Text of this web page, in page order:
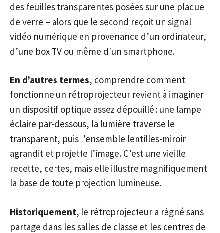
des feuilles transparentes posées sur une plaque
de verre – alors que le second reçoit un signal
vidéo numérique en provenance d’un ordinateur,
d’une box TV ou même d’un smartphone.
En d’autres termes, comprendre comment
fonctionne un rétroprojecteur revient à imaginer
un dispositif optique assez dépouillé : une lampe
éclaire par-dessous, la lumière traverse le
transparent, puis l’ensemble lentilles-miroir
agrandit et projette l’image. C’est une vieille
recette, certes, mais elle illustre magnifiquement
la base de toute projection lumineuse.
Historiquement, le rétroprojecteur a régné sans
partage dans les salles de classe et les centres de